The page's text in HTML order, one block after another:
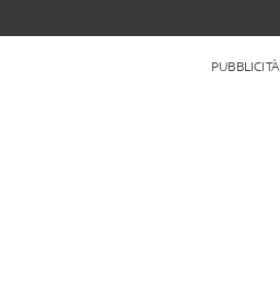
PUBBLICITÀ